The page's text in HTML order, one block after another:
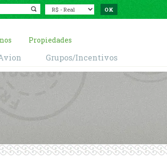
Propiedades
Grupos/Incentivos